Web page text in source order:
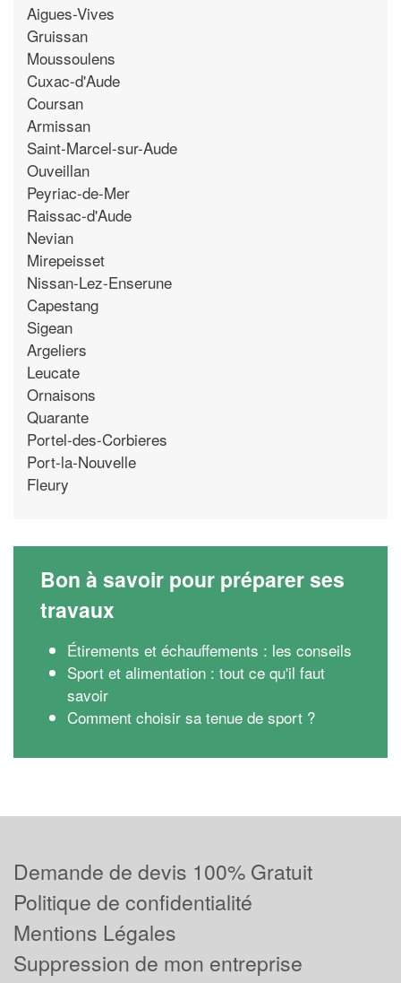
Aigues-Vives
Gruissan
Moussoulens
Cuxac-d'Aude
Coursan
Armissan
Saint-Marcel-sur-Aude
Ouveillan
Peyriac-de-Mer
Raissac-d'Aude
Nevian
Mirepeisset
Nissan-Lez-Enserune
Capestang
Sigean
Argeliers
Leucate
Ornaisons
Quarante
Portel-des-Corbieres
Port-la-Nouvelle
Fleury
Bon à savoir pour préparer ses
travaux
Étirements et échauffements : les conseils
Sport et alimentation : tout ce qu'il faut
savoir
Comment choisir sa tenue de sport ?
Demande de devis 100% Gratuit
Politique de confidentialité
Mentions Légales
Suppression de mon entreprise